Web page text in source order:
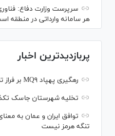
سرپرست وزارت دفاع: فناوری
هر سامانه وارداتی در منطقه
پربازدیدترین اخبار
رهگیری پهپاد MQ۹ بر فراز تنگه هرمز
تخلیه شهرستان جاسک
توافق ایران و عمان به
تنگه هرمز نیست